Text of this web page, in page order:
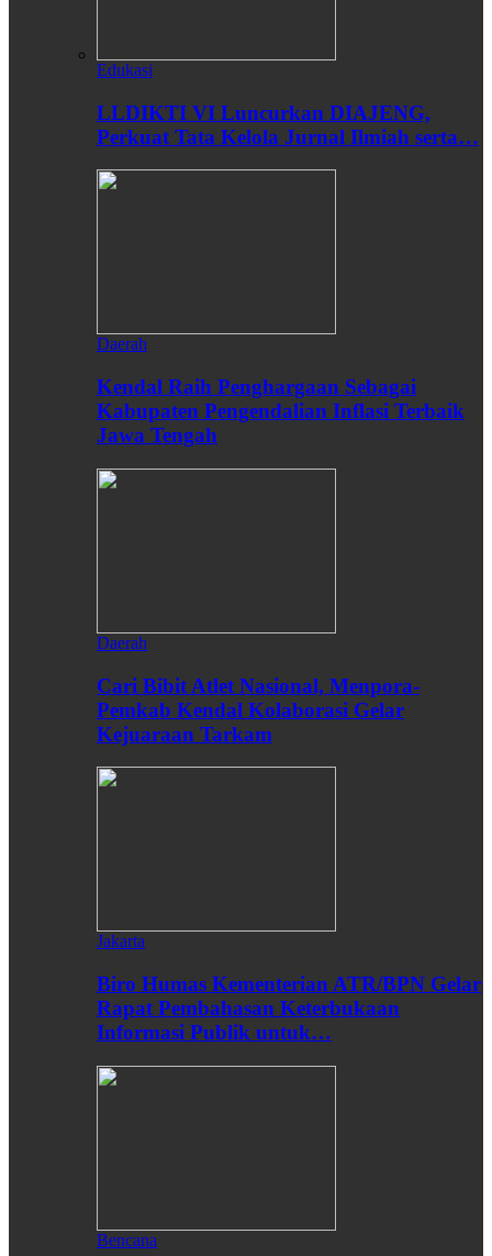
Edukasi
LLDIKTI VI Luncurkan DIAJENG,
Perkuat Tata Kelola Jurnal Ilmiah serta…
Daerah
Kendal Raih Penghargaan Sebagai
Kabupaten Pengendalian Inflasi Terbaik
Jawa Tengah
Daerah
Cari Bibit Atlet Nasional, Menpora-
Pemkab Kendal Kolaborasi Gelar
Kejuaraan Tarkam
Jakarta
Biro Humas Kementerian ATR/BPN Gelar
Rapat Pembahasan Keterbukaan
Informasi Publik untuk…
Bencana